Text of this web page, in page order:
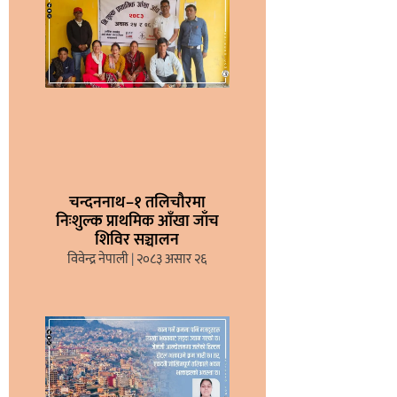
चन्दननाथ–१ तलिचौरमा
निःशुल्क प्राथमिक आँखा जाँच
शिविर सञ्चालन
विवेन्द्र नेपाली २०८३ असार २६